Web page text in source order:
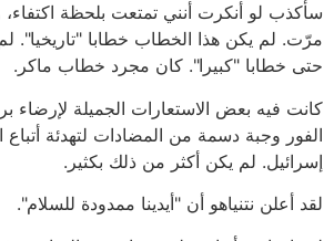
سأكذب لو أنكرت أنني تمتعت بلحظة
مرّت. لم يكن هذا الخطاب خطابا "تاريخيا".
حتى خطابا "كبيرا". كان مجرد خطاب ماكر.
كانت فيه بعض الاستعارات الجميلة لإرضاء
الفور وجبة دسمة من المضادات لتهدئة
إسرائيل. لم يكن أكثر من ذلك بكثير.
لقد أعلن نتنياهو أن "أيدينا ممدودة للسلام".